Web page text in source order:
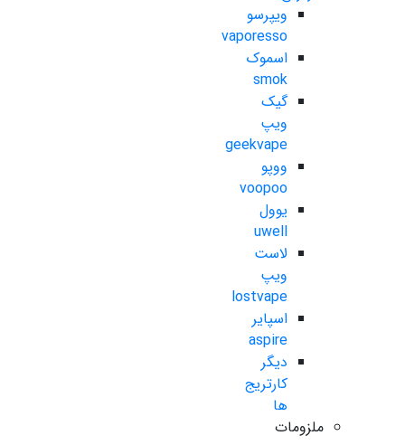
ویپرسو
vaporesso
اسموک
smok
گیک
ویپ
geekvape
ووپو
voopoo
یوول
uwell
لاست
ویپ
lostvape
اسپایر
aspire
دیگر
کارتریج
ها
ملزومات